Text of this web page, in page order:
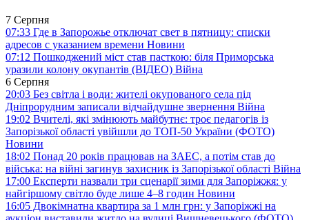
7 Серпня
07:33 Где в Запорожье отключат свет в пятницу: списки
адресов с указанием времени Новини
07:12 Пошкоджений міст став пасткою: біля Приморська
уразили колону окупантів (ВІДЕО) Війна
6 Серпня
20:03 Без світла і води: жителі окупованого села під
Дніпрорудним записали відчайдушне звернення Війна
19:02 Вчителі, які змінюють майбутнє: троє педагогів із
Запорізької області увійшли до ТОП-50 України (ФОТО)
Новини
18:02 Понад 20 років працював на ЗАЕС, а потім став до
війська: на війні загинув захисник із Запорізької області Війна
17:00 Експерти назвали три сценарії зими для Запоріжжя: у
найгіршому світло буде лише 4–8 годин Новини
16:05 Двокімнатна квартира за 1 млн грн: у Запоріжжі на